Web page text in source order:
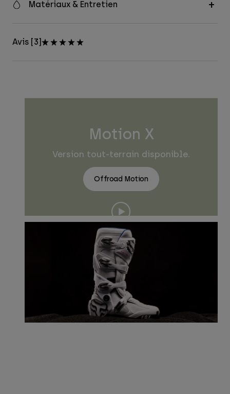
Matériaux & Entretien
Avis [3]
Motion X
Version tout-terrain disponible.
Offroad Motion